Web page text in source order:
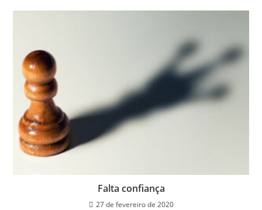
Falta confiança
27 de fevereiro de 2020